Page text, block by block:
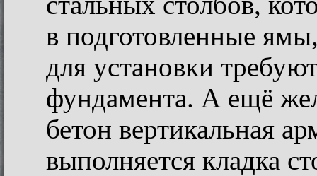
в подготовленные
для установки
фундамента. А ещё
бетон вертикальная
выполняется кладка